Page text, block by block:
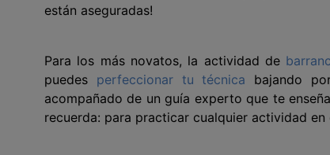
están aseguradas!
Para los más novatos, la actividad de
puedes perfeccionar tu técnica bajando
acompañado de un guía experto que te
recuerda: para practicar cualquier actividad